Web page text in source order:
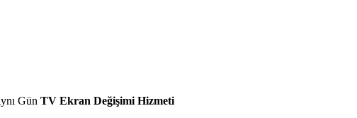
Gün TV Ekran Değişimi Hizmeti